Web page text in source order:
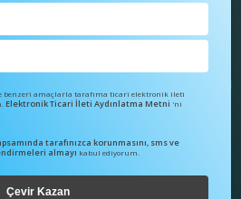
benzeri amaçlarla tarafıma ticari elektronik ileti
Elektronik Ticari İleti Aydınlatma Metni 'ni
tarafınızca korunmasını, sms ve
almayı kabul ediyorum.
Çevir Kazan